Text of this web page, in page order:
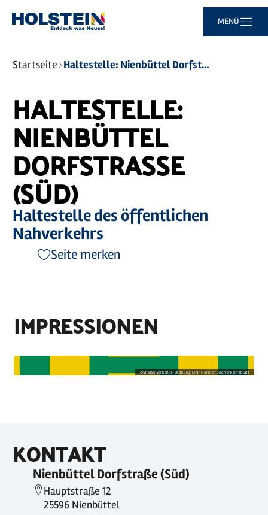
MENÜ
Sie
sind
Startseite Haltestelle: Nienbüttel Dorfstraße (Süd)
HALTESTELLE:
NIENBÜTTEL
DORFSTRASSE (
SÜD)
Haltestelle des öffentlichen
Nahverkehrs
Seite merken
IMPRESSIONEN
©Straßenverkehrs-Ordnung, DIN-Normen und Verkehrsblatt
KONTAKT
Nienbüttel Dorfstraße (Süd)
Hauptstraße 12
25596 Nienbüttel